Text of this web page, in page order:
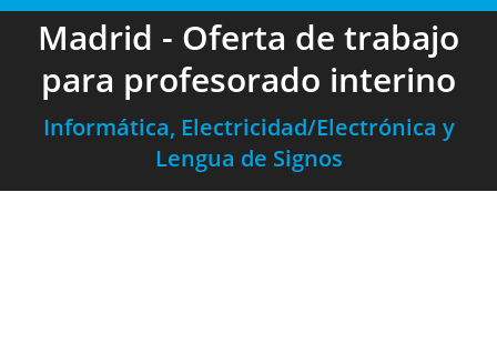
Madrid - Oferta de trabajo
para profesorado interino
Informática, Electricidad/Electrónica y
Lengua de Signos